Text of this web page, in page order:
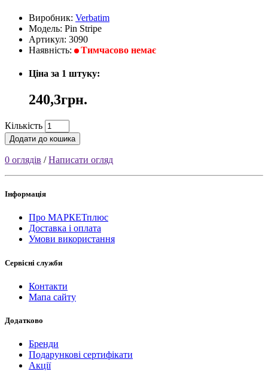
Виробник: Verbatim
Модель: Pin Stripe
Артикул: 3090
Наявність:
Тимчасово немає
Ціна за 1 штуку:
240,3грн.
Кількість
Додати до кошика
0 оглядів /Написати огляд
Інформація
Про МАРКЕТплюс
Доставка і оплата
Умови використання
Сервісні служби
Контакти
Мапа сайту
Додатково
Бренди
Подарункові сертифікати
Акції